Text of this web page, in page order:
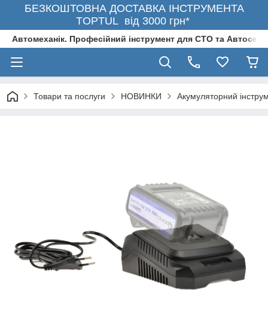
БЕЗКОШТОВНА ДОСТАВКА ІНСТРУМЕНТА
TOPTUL від 3000 грн*
Автомеханік. Професійний інструмент для СТО та
Товари та послуги НОВИНКИ Акумуляторний